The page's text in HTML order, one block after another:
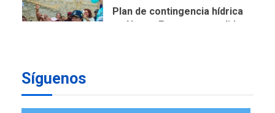
Plan de contingencia hídrica
en Nueva Esparta consolida
Síguenos